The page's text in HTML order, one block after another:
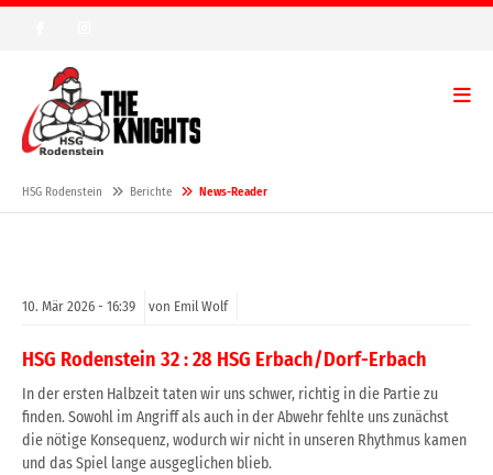
HSG Rodenstein Berichte News-Reader
10. Mär 2026 - 16:39 von Emil Wolf
HSG Rodenstein 32 : 28 HSG Erbach/Dorf-Erbach
In der ersten Halbzeit taten wir uns schwer, richtig in die Partie zu
finden. Sowohl im Angriff als auch in der Abwehr fehlte uns zunächst
die nötige Konsequenz, wodurch wir nicht in unseren Rhythmus kamen
und das Spiel lange ausgeglichen blieb.